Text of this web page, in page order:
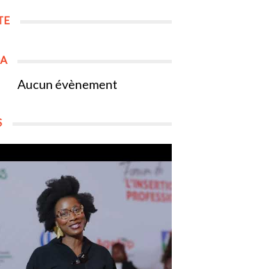
Aucun évènement